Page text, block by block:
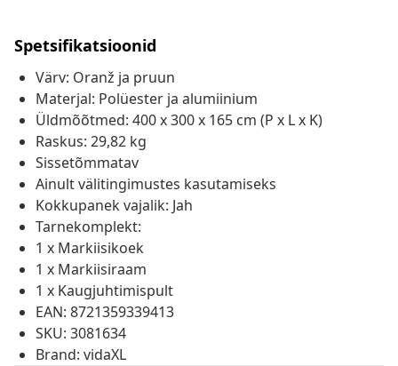
Spetsifikatsioonid
Värv: Oranž ja pruun
Materjal: Polüester ja alumiinium
Üldmõõtmed: 400 x 300 x 165 cm (P x L x K)
Raskus: 29,82 kg
Sissetõmmatav
Ainult välitingimustes kasutamiseks
Kokkupanek vajalik: Jah
Tarnekomplekt:
1 x Markiisikoek
1 x Markiisiraam
1 x Kaugjuhtimispult
EAN: 8721359339413
SKU: 3081634
Brand: vidaXL